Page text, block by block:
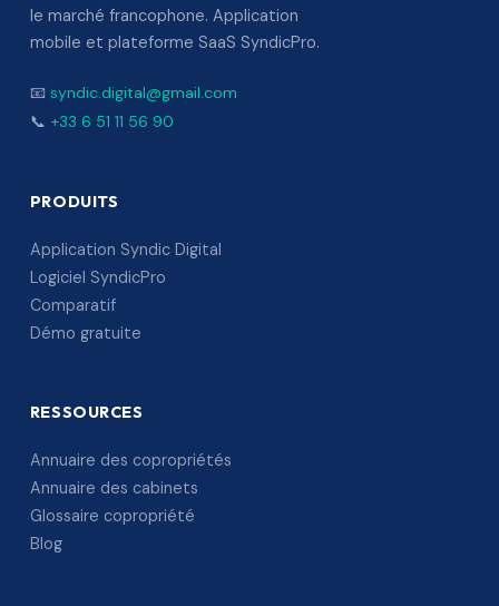
le marché francophone. Application
mobile et plateforme SaaS SyndicPro.
📧 syndic.digital@gmail.com
📞 +33 6 51 11 56 90
PRODUITS
Application Syndic Digital
Logiciel SyndicPro
Comparatif
Démo gratuite
RESSOURCES
Annuaire des copropriétés
Annuaire des cabinets
Glossaire copropriété
Blog